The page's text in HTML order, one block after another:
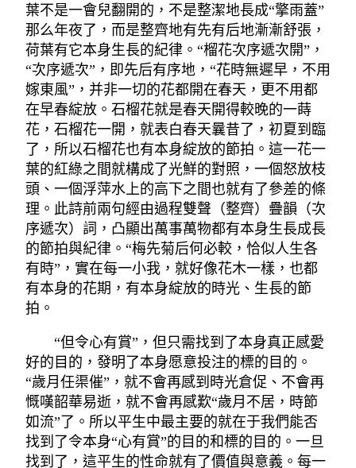
葉不是一會兒翻開的，不是整潔地長成“擎雨蓋”
那么年夜了，而是整齊地有先有后地漸漸舒張，
荷葉有它本身生長的紀律。“榴花次序遞次開”，
“次序遞次”，即先后有序地，“花時無遲早，不用
嫁東風”，并非一切的花都開在春天，更不用都
在早春綻放。石榴花就是春天開得較晚的一蒔
花，石榴花一開，就表白春天曩昔了，初夏到臨
了，所以石榴花也有本身綻放的節拍。這一花一
葉的紅綠之間就構成了光鮮的對照，一個怒放枝
頭、一個浮萍水上的高下之間也就有了參差的條
理。此詩前兩句經由過程雙聲（整齊）疊韻（次
序遞次）詞，凸顯出萬事萬物都有本身生長成長
的節拍與紀律。“梅先菊后何必較，恰似人生各
有時”，實在每一小我，就好像花木一樣，也都
有本身的花期，有本身綻放的時光、生長的節
拍。
“但令心有賞”，但只需找到了本身真正感愛
好的目的，發明了本身愿意投注的標的目的。
“歲月任渠催”，就不會再感到時光倉促、不會再
慨嘆韶華易逝，就不會再感歎“歲月不居，時節
如流”了。所以平生中最主要的就在于我們能否
找到了令本身“心有賞”的目的和標的目的。一旦
找到了，這平生的性命就有了價值與意義。每一